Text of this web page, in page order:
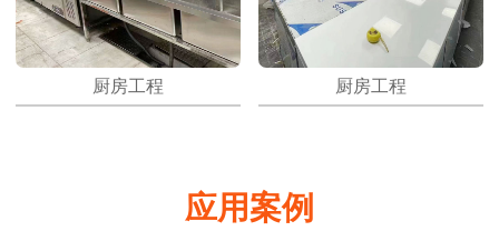
厨房工程
厨房工程
应用案例